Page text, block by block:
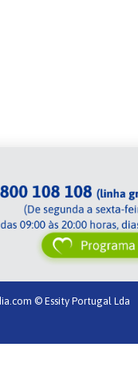
© Essity Portugal Lda